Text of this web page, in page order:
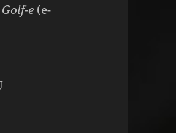
Golf-e (e-